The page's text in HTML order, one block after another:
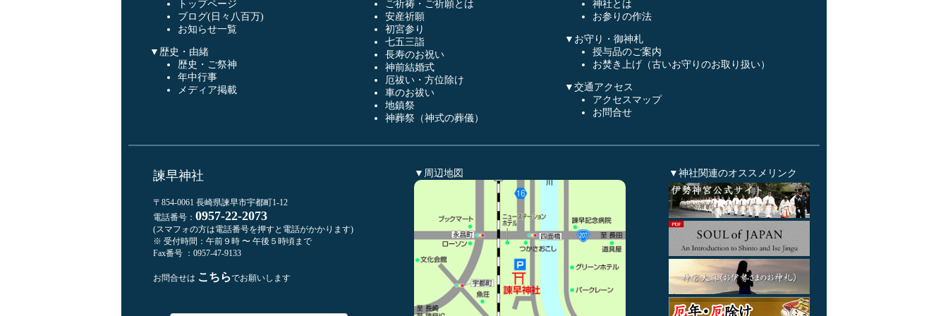
トップページ
ブログ(日々八百万)
お知らせ一覧
▼歴史・由緒
歴史・ご祭神
年中行事
メディア掲載
ご祈祷・ご祈願とは
安産祈願
初宮参り
七五三詣
長寿のお祝い
神前結婚式
厄祓い・方位除け
車のお祓い
地鎮祭
神葬祭（神式の葬儀）
神社とは
お参りの作法
▼お守り・御神札
授与品のご案内
お焚き上げ（古いお守りのお取り扱い）
▼交通アクセス
アクセスマップ
お問合せ
諫早神社
〒854-0061 長崎県諫早市宇都町1-12
電話番号： 0957-22-2073
(スマフォの方は電話番号を押すと電話がかかります)
※ 受付時間：午前９時 〜 午後５時頃まで
Fax番号 ：0957-47-9133
お問合せは こちらでお願いします
▼周辺地図 ▼神社関連のオススメリンク